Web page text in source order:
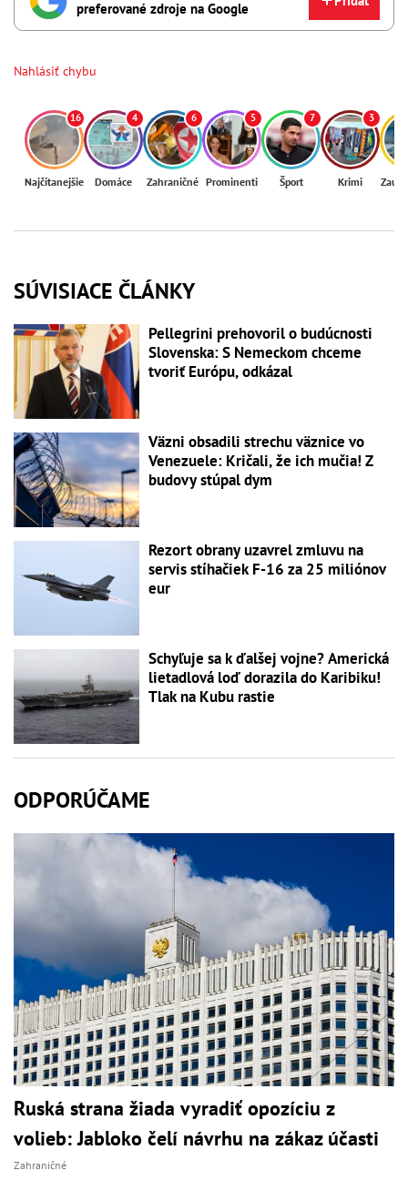
preferované zdroje na Google
Nahlásiť chybu
16
Najčítanejšie
4
Domáce
6
Zahraničné
5
Prominenti
7
Šport
3
Krimi
SÚVISIACE ČLÁNKY
Pellegrini prehovoril o budúcnosti
Slovenska: S Nemeckom chceme
tvoriť Európu, odkázal
Väzni obsadili strechu väznice vo
Venezuele: Kričali, že ich mučia! Z
budovy stúpal dym
Rezort obrany uzavrel zmluvu na
servis stíhačiek F-16 za 25 miliónov
eur
Schyľuje sa k ďalšej vojne? Americká
lietadlová loď dorazila do Karibiku!
Tlak na Kubu rastie
ODPORÚČAME
Ruská strana žiada vyradiť opozíciu z
volieb: Jabloko čelí návrhu na zákaz účasti
Zahraničné